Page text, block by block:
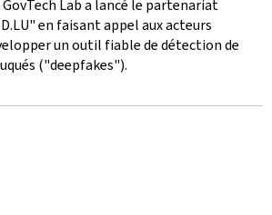
GovTech Lab a lancé le partenariat
en faisant appel aux acteurs
un outil fiable de détection de
("deepfakes").